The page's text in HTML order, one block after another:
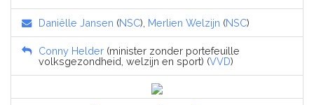
Daniëlle Jansen (NSC), Merlien Welzijn (NSC)
Conny Helder (minister zonder portefeuille
volksgezondheid, welzijn en sport) (VVD)